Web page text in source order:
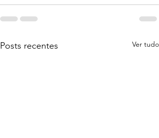
Posts recentes Ver tudo